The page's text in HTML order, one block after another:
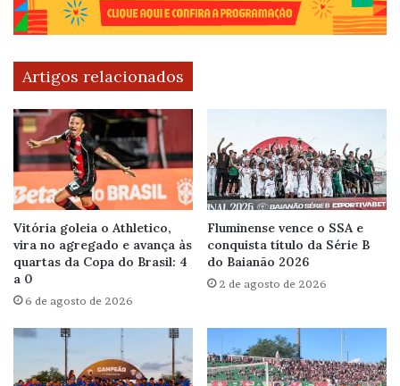
Artigos relacionados
Vitória goleia o Athletico,
vira no agregado e avança às
quartas da Copa do Brasil: 4
a 0
6 de agosto de 2026
Fluminense vence o SSA e
conquista título da Série B
do Baianão 2026
2 de agosto de 2026